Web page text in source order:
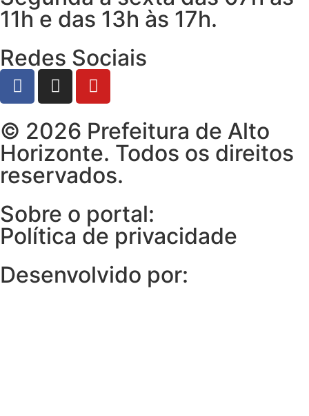
11h e das 13h às 17h.
Redes Sociais
© 2026 Prefeitura de Alto
Horizonte. Todos os direitos
reservados.
Sobre o portal:
Política de privacidade
Desenvolvido por: